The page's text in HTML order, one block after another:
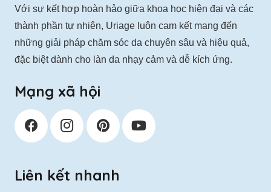
sản
phẩm
Với sự kết hợp hoàn hảo giữa khoa học hiện đại và các
thành phần tự nhiên, Uriage luôn cam kết mang đến
những giải pháp chăm sóc da chuyên sâu và hiệu quả,
đặc biệt dành cho làn da nhạy cảm và dễ kích ứng.
Mạng xã hội
Liên kết nhanh